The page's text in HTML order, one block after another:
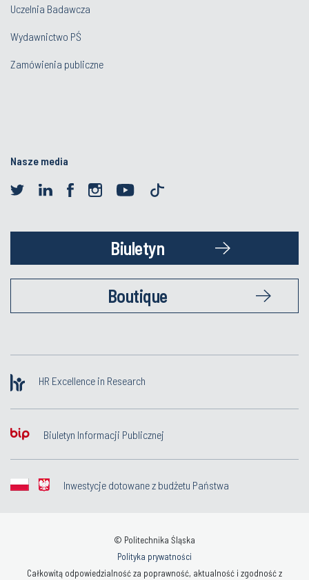
Uczelnia Badawcza
Wydawnictwo PŚ
Zamówienia publiczne
Nasze media
Biuletyn
Boutique
HR Excellence in Research
Biuletyn Informacji Publicznej
Inwestycje dotowane z budżetu Państwa
© Politechnika Śląska
Polityka prywatności
Całkowitą odpowiedzialność za poprawność, aktualność i zgodność z